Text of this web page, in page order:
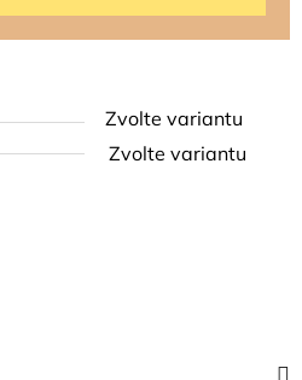
Zvolte variantu
Zvolte variantu